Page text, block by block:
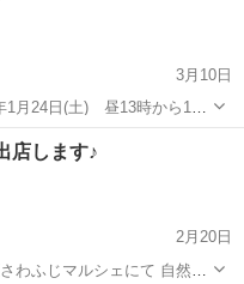
3月10日
。 今年13年目の読書会で
報に出会えるかもしれませ
読書会
店します♪
2月20日
わふじマルシェにて 自然畑